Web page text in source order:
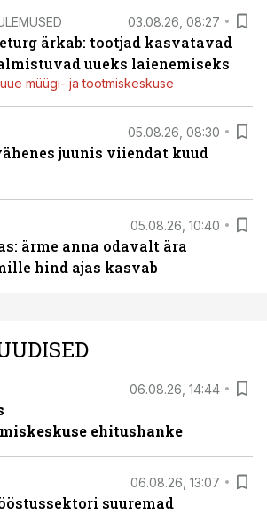
03.08.26, 08:27
ärkab: tootjad kasvatavad
uueks laienemiseks
müügi- ja tootmiskeskuse
05.08.26, 08:30
juunis viiendat kuud
05.08.26, 10:40
ärme anna odavalt ära
hind ajas kasvab
06.08.26, 14:44
ehitushanke
06.08.26, 13:07
suuremad